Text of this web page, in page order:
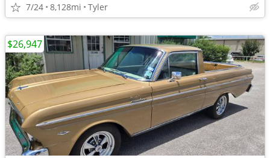
7/24 8,128mi Tyler
$26,947